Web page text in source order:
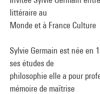
littéraire au
Monde et à France Culture
Sylvie Germain est née en
ses études de
philosophie elle a pour
mémoire de maîtrise